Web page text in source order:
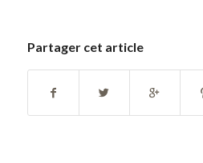
Partager cet article